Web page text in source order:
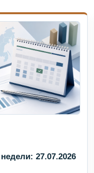
27.07.2026